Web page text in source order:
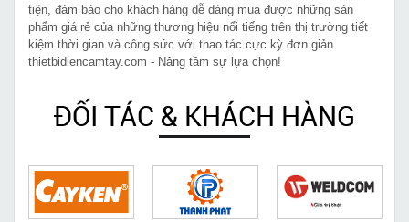
tiện, đảm bảo cho khách hàng dễ dàng mua được những sản
phẩm giá rẻ của những thương hiệu nổi tiếng trên thị trường tiết
kiệm thời gian và công sức với thao tác cực kỳ đơn giản.
thietbidiencamtay.com - Nâng tầm sự lựa chọn!
ĐỐI TÁC & KHÁCH HÀNG